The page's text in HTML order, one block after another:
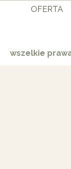
OFERTA
wszelkie